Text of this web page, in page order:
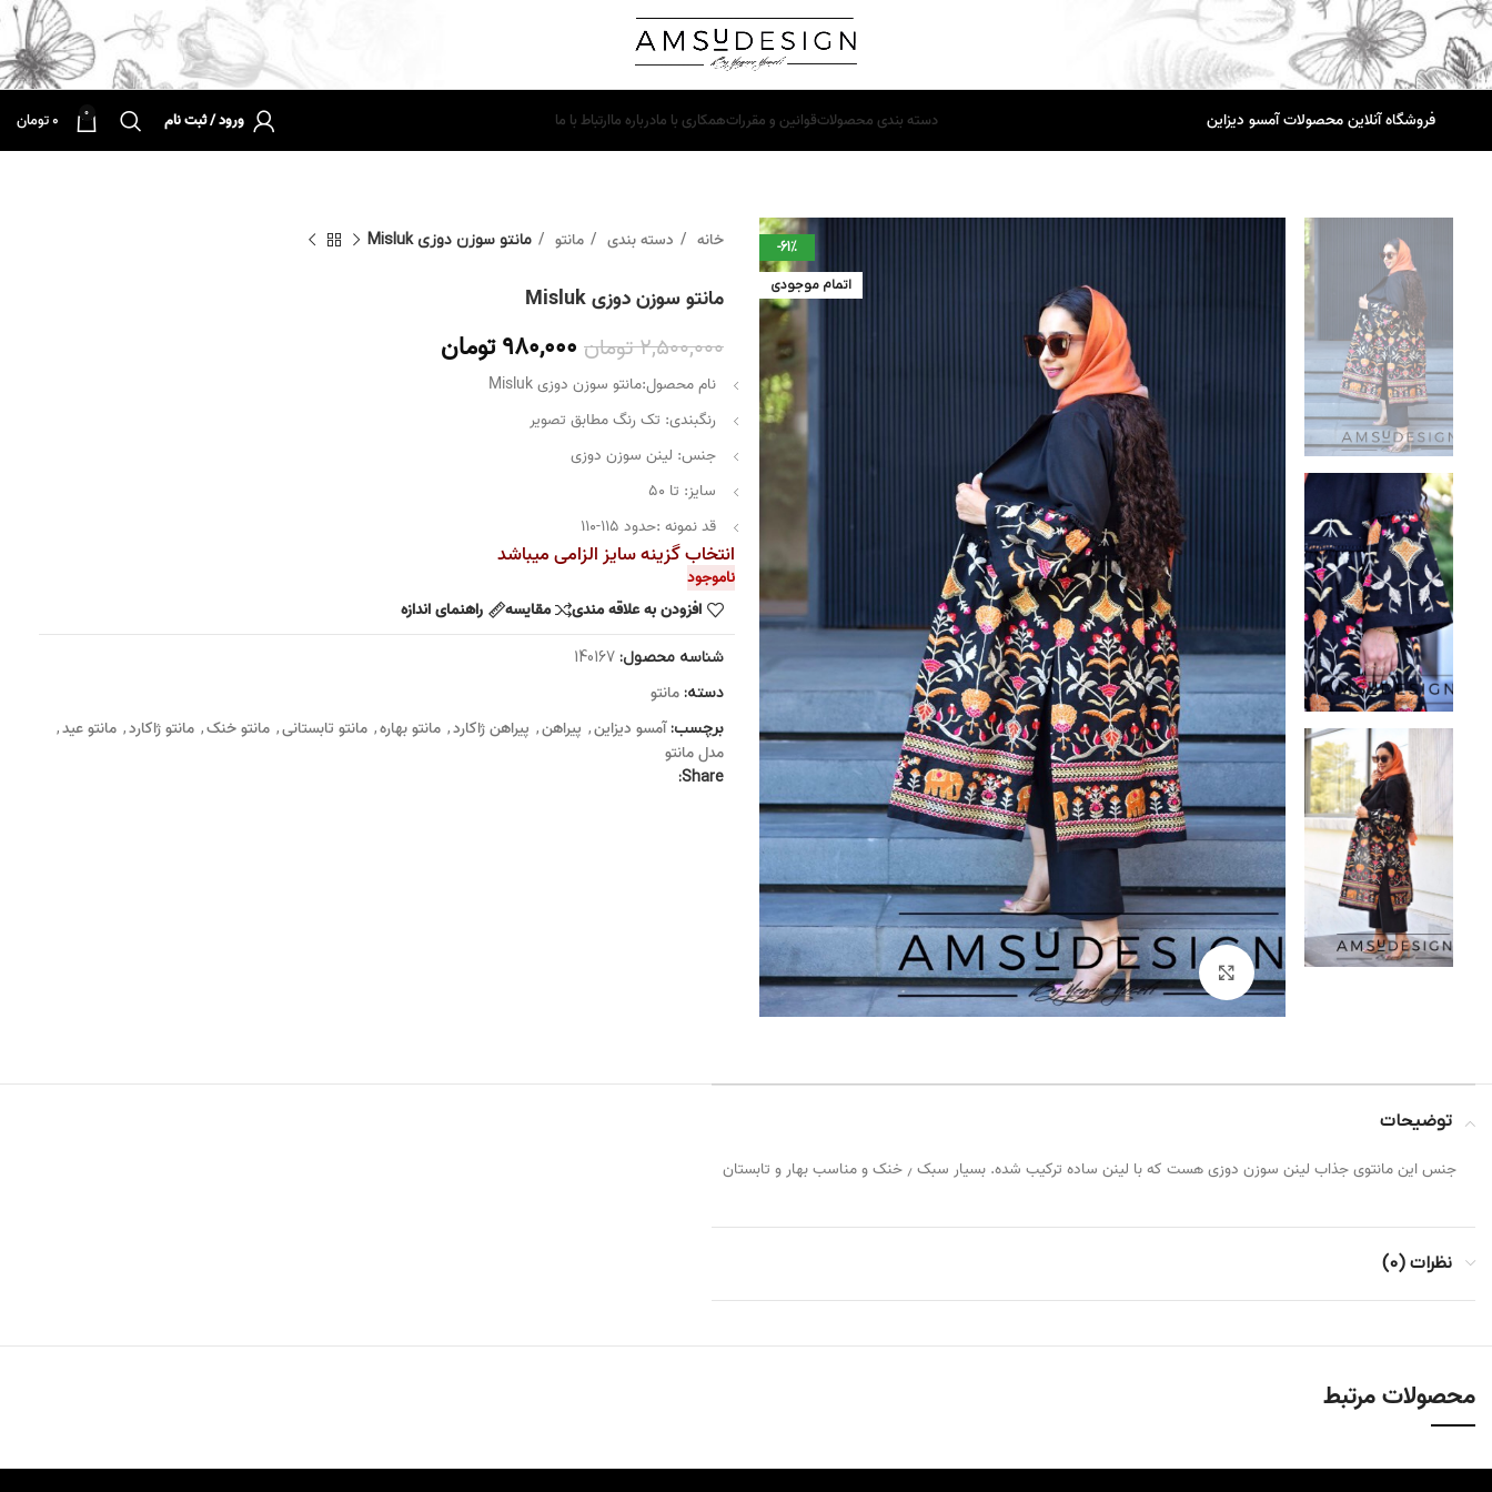
فروشگاه آنلاین محصولات آمسو دیزاین دسته بندی محصولاتقوانین و مقرراتهمکاری با مادرباره ماارتباط با ما ورود / ثبت نام 0
0تومان
-61%
اتمام موجودی
بزرگنمایی تصویر
خانه دسته بندی مانتو مانتو سوزن دوزی Misluk
مانتو سوزن دوزی Misluk
2,500,000تومان 980,000تومان
نام محصول:مانتو سوزن دوزی Misluk
رنگبندی: تک رنگ مطابق تصویر
جنس: لینن سوزن دوزی
سایز: تا ۵۰
قد نمونه :حدود ۱۱۵-۱۱۰
انتخاب گزینه سایز الزامی میباشد
ناموجود
افزودن به علاقه مندی
مقایسه راهنمای اندازه
شناسه محصول: 140167
دسته: مانتو
برچسب: آمسو دیزاین, پیراهن, پیراهن ژاکارد, مانتو بهاره, مانتو تابستانی, مانتو خنک, مانتو ژاکارد, مانتو عید,
مدل مانتو
Share:
توضیحات
جنس این مانتوی جذاب لینن سوزن دوزی هست که با لینن ساده ترکیب شده. بسیار سبک ٫ خنک و مناسب بهار و تابستان
نظرات (0)
محصولات مرتبط